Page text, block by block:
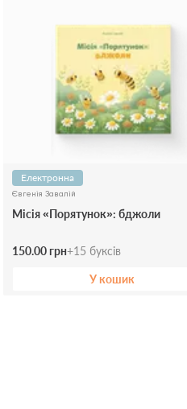
Електронна
Євгенія Завалій
Місія «Порятунок»: бджоли
150.00 грн+15 буксів
У кошик